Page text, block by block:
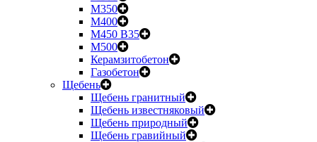
М350
М400
М450 B35
М500
Керамзитобетон
Газобетон
Щебень
Щебень гранитный
Щебень известняковый
Щебень природный
Щебень гравийный